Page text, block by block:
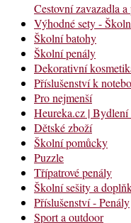
Cestovní zavazadla
Výhodné sety -
Školní batohy
Školní penály
Dekorativní
Příslušenství k
Pro nejmenší
Heureka.cz |
Dětské zboží
Školní pomůcky
Puzzle
Třípatrové penály
Školní sešity a
Příslušenství - Penály
Sport a outdoor